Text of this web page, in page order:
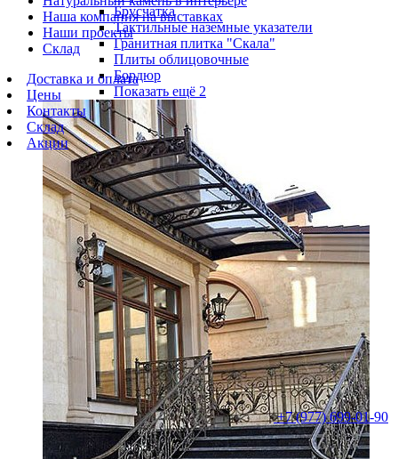
Брусчатка
Тактильные наземные указатели
Гранитная плитка "Скала"
Плиты облицовочные
Бордюр
Показать ещё 2
Наша компания на выставках
Наши проекты
Склад
Доставка и оплата
Цены
Контакты
Склад
Акции
+7 (977) 699-01-90